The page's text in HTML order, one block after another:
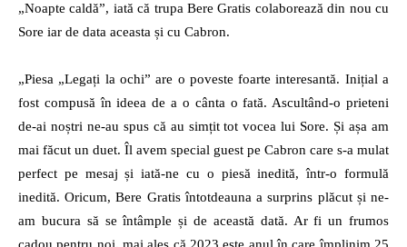
„Noapte caldă”, iată că trupa Bere Gratis colaborează din nou cu
Sore iar de data aceasta și cu Cabron.
„Piesa „Legați la ochi” are o poveste foarte interesantă. Inițial a
fost compusă în ideea de a o cânta o fată. Ascultând-o prieteni
de-ai noștri ne-au spus că au simțit tot vocea lui Sore. Și așa am
mai făcut un duet. Îl avem special guest pe Cabron care s-a mulat
perfect pe mesaj și iată-ne cu o piesă inedită, într-o formulă
inedită. Oricum, Bere Gratis întotdeauna a surprins plăcut și ne-
am bucura să se întâmple și de această dată. Ar fi un frumos